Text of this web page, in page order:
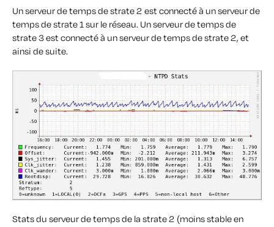
Un serveur de temps de strate 2 est connecté à un serveur de
temps de strate 1 sur le réseau. Un serveur de temps de
strate 3 est connecté à un serveur de temps de strate 2, et
ainsi de suite.
Stats du serveur de temps de la strate 2 (moins stable en